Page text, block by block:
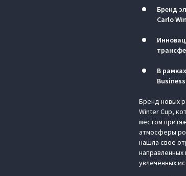
Бренд
Carlo
В
Бренд новых
Winter Сup,
местом
атмосферы
нашла свое
увлечённых